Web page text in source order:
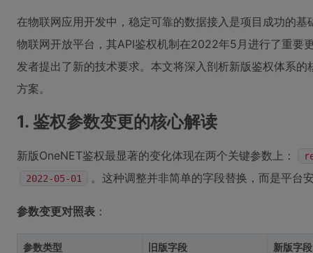
在物联网应用开发中，稳定可靠的数据接入是项目成功的
物联网开放平台，其API鉴权机制在2022年5月进行了重要
发者提出了新的技术要求。本文将深入剖析新版鉴权体系
方案。
1. 鉴权参数变更的核心解读
新版OneNET鉴权最显著的变化体现在两个关键参数上：
2022-05-01
。这种调整并非简单的字段替换，而是平台
参数变更对照表 ：
参数类型 旧版字段 新版字段